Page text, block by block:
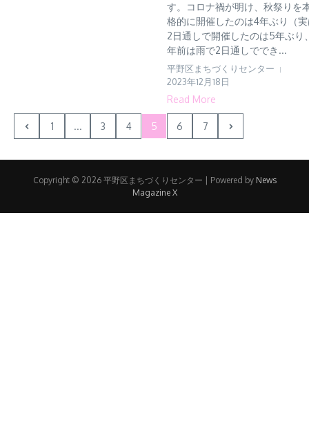
す。コロナ禍が明け、秋祭りを
格的に開催したのは4年ぶり（
2日通しで開催したのは5年ぶり
年前は雨で2日通しででき...
平野区まちづくりセンター
2023年12月18日
Read More
1 ... 3 4 5 6 7
Copyright © 2026 平野区まちづくりセンター | Powered by News
Magazine X